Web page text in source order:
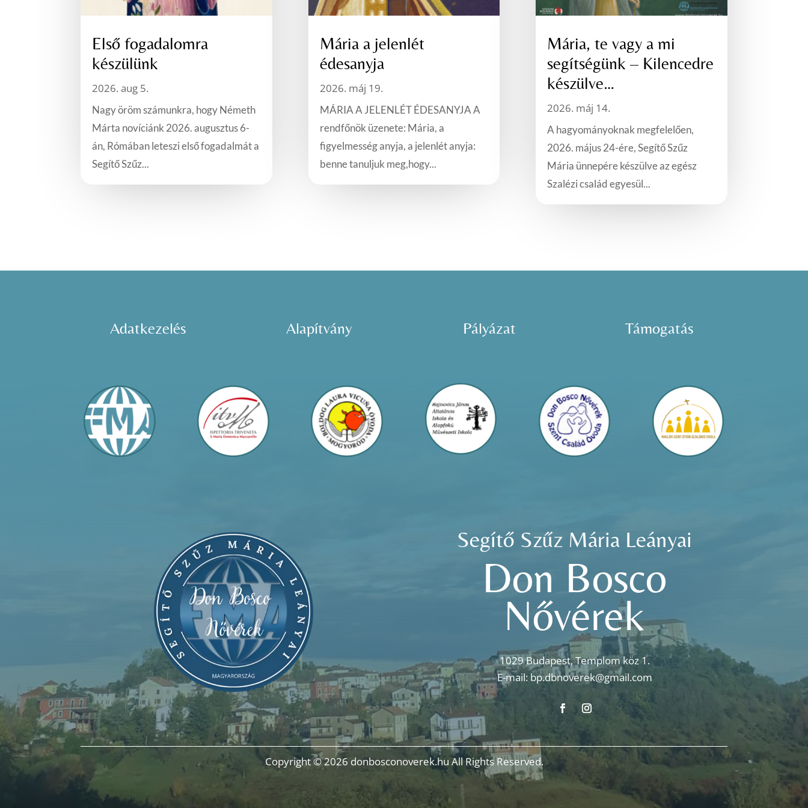
Első fogadalomra
készülünk
2026. aug 5.
Nagy öröm számunkra, hogy Németh
Márta novíciánk 2026. augusztus 6-
án, Rómában leteszi első fogadalmát a
Segítő Szűz...
Mária a jelenlét
édesanyja
2026. máj 19.
MÁRIA A JELENLÉT ÉDESANYJA A
rendfőnök üzenete: Mária, a
figyelmesség anyja, a jelenlét anyja:
benne tanuljuk meg,hogy...
Mária, te vagy a mi
segítségünk – Kilencedre
készülve…
2026. máj 14.
A hagyományoknak megfelelően,
2026. május 24-ére, Segítő Szűz
Mária ünnepére készülve az egész
Szalézi család egyesül...
Adatkezelés Alapítvány Pályázat Támogatás
Segítő Szűz Mária Leányai
Don Bosco
Nővérek
1029 Budapest, Templom köz 1.
E-mail: bp.dbnoverek@gmail.com
Copyright © 2026 donbosconoverek.hu All Rights Reserved.